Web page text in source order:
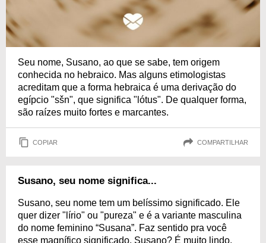
Seu nome, Susano, ao que se sabe, tem origem
conhecida no hebraico. Mas alguns etimologistas
acreditam que a forma hebraica é uma derivação do
egípcio "sšn", que significa "lótus". De qualquer forma,
são raízes muito fortes e marcantes.
COPIAR COMPARTILHAR
Susano, seu nome significa...
Susano, seu nome tem um belíssimo significado. Ele
quer dizer "lírio" ou "pureza" e é a variante masculina
do nome feminino “Susana”. Faz sentido pra você
esse magnífico significado, Susano? É muito lindo,